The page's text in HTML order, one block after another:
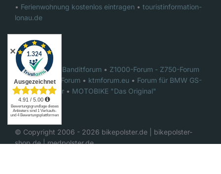
• Ferienwohnung kostenlos eintragen • touristinformation-
lonau.de
Foren:
Das ultimative Banditforum • Z1000-Forum - Z750-Forum
•GSX-R1000 Forum • ktmforum.eu • Forum für BMW GS-
Motorradfahrer • MOTOBIKE "Das Original"
© Copyright 2006 - 2026 bikepolster.de | bikepolster-
shop.de | medpolster.de
✕